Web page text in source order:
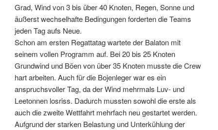
Grad, Wind von 3 bis über 40 Knoten, Regen, Sonne und
äußerst wechselhafte Bedingungen forderten die Teams
jeden Tag aufs Neue.
Schon am ersten Regattatag wartete der Balaton mit
seinem vollen Programm auf. Bei 20 bis 25 Knoten
Grundwind und Böen von über 35 Knoten musste die Crew
hart arbeiten. Auch für die Bojenleger war es ein
anspruchsvoller Tag, da der Wind mehrmals Luv- und
Leetonnen losriss. Dadurch mussten sowohl die erste als
auch die zweite Wettfahrt mehrfach neu gestartet werden.
Aufgrund der starken Belastung und Unterkühlung der